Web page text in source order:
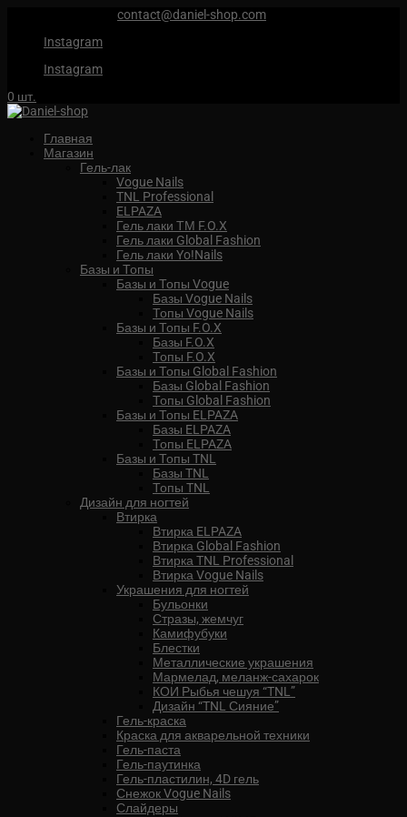
contact@daniel-shop.com
Instagram
Instagram
0 шт.
Главная
Магазин
Гель-лак
Vogue Nails
TNL Professional
ELPAZA
Гель лаки ТМ F.O.X
Гель лаки Global Fashion
Гель лаки Yo!Nails
Базы и Топы
Базы и Топы Vogue
Базы Vogue Nails
Топы Vogue Nails
Базы и Топы F.O.X
Базы F.O.X
Топы F.O.X
Базы и Топы Global Fashion
Базы Global Fashion
Топы Global Fashion
Базы и Топы ELPAZA
Базы ELPAZA
Топы ELPAZA
Базы и Топы TNL
Базы TNL
Топы TNL
Дизайн для ногтей
Втирка
Втирка ELPAZA
Втирка Global Fashion
Втирка TNL Professional
Втирка Vogue Nails
Украшения для ногтей
Бульонки
Стразы, жемчуг
Камифубуки
Блестки
Металлические украшения
Мармелад, меланж-сахарок
КОИ Рыбья чешуя “TNL”
Дизайн “TNL Сияние”
Гель-краска
Краска для акварельной техники
Гель-паста
Гель-паутинка
Гель-пластилин, 4D гель
Снежок Vogue Nails
Слайдеры